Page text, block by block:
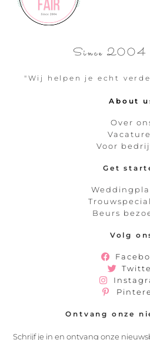
Since 2004
"Wij helpen je echt
About
Over
Voor
Get
Beurs
Volg
Ontvang onze
Schrijf je in en ontvang onze